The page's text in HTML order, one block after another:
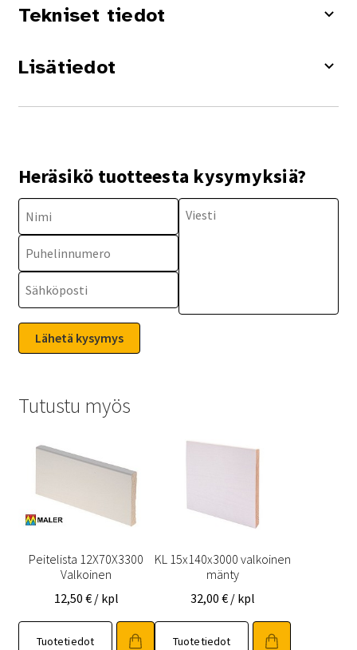
Tekniset tiedot
Lisätiedot
Heräsikö tuotteesta kysymyksiä?
Tutustu myös
Peitelista 12X70X3300
Valkoinen
12,50 € / kpl
Tuotetiedot
KL 15x140x3000 valkoinen
mänty
32,00€ / kpl
Tuotetiedot